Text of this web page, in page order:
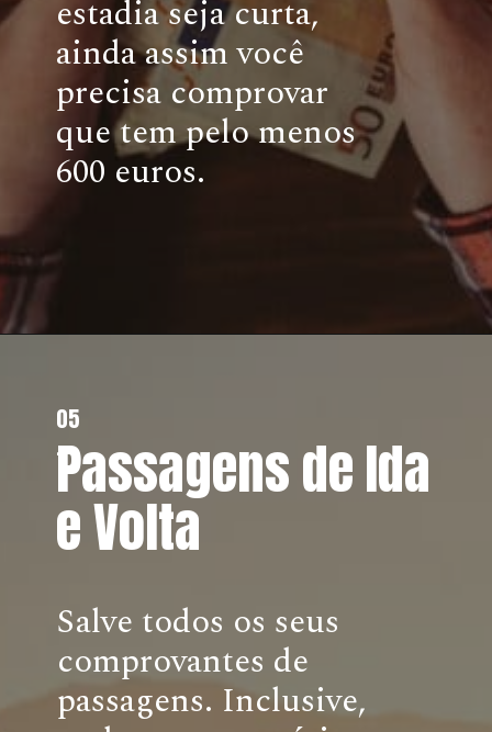
estadia seja curta,
ainda assim você
precisa comprovar
que tem pelo menos
600 euros.
Passagens de Ida
e Volta
05
.
Salve todos os seus
comprovantes de
passagens. Inclusive,